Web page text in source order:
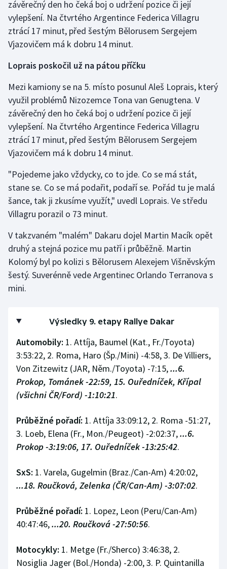
závěrečný den ho čeká boj o udržení pozice či její
vylepšení. Na čtvrtého Argentince Federica Villagru
ztrácí 17 minut, před šestým Bělorusem Sergejem
Vjazovičem má k dobru 14 minut.
Loprais poskočil už na pátou příčku
Mezi kamiony se na 5. místo posunul Aleš Loprais, který
využil problémů Nizozemce Tona van Genugtena. V
závěrečný den ho čeká boj o udržení pozice či její
vylepšení. Na čtvrtého Argentince Federica Villagru
ztrácí 17 minut, před šestým Bělorusem Sergejem
Vjazovičem má k dobru 14 minut.
"Pojedeme jako vždycky, co to jde. Co se má stát,
stane se. Co se má podařit, podaří se. Pořád tu je malá
šance, tak ji zkusíme využít," uvedl Loprais. Ve středu
Villagru porazil o 73 minut.
V takzvaném "malém" Dakaru dojel Martin Macík opět
druhý a stejná pozice mu patří i průběžně. Martin
Kolomý byl po kolizi s Bělorusem Alexejem Višněvským
šestý. Suverénně vede Argentinec Orlando Terranova s
mini.
Výsledky 9. etapy Rallye Dakar
Automobily: 1. Attíja, Baumel (Kat., Fr./Toyota)
3:53:22, 2. Roma, Haro (Šp./Mini) -4:58, 3. De Villiers,
Von Zitzewitz (JAR, Něm./Toyota) -7:15,...6.
Prokop, Tománek -22:59, 15. Ouředníček, Křípal
(všichni ČR/Ford) -1:10:21.
Průběžné pořadí: 1. Attíja 33:09:12, 2. Roma -51:27,
3. Loeb, Elena (Fr., Mon./Peugeot) -2:02:37,...6.
Prokop -3:19:06, 17. Ouředníček -13:25:42.
SxS: 1. Varela, Gugelmin (Braz./Can-Am) 4:20:02,
...18. Roučková, Zelenka (ČR/Can-Am) -3:07:02.
Průběžné pořadí: 1. Lopez, Leon (Peru/Can-Am)
40:47:46,...20. Roučková -27:50:56.
Motocykly: 1. Metge (Fr./Sherco) 3:46:38, 2.
Nosiglia Jager (Bol./Honda) -2:00, 3. P. Quintanilla